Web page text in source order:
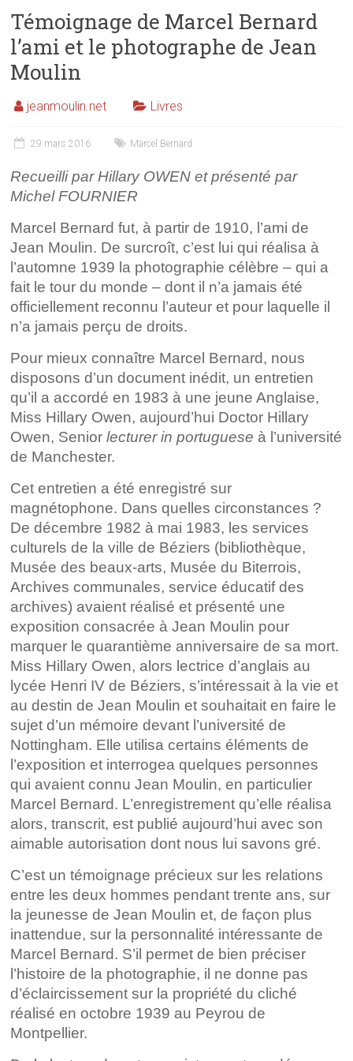
Témoignage de Marcel Bernard
l’ami et le photographe de Jean
Moulin
jeanmoulin.net Livres
29 mars 2016 Marcel Bernard
Recueilli par Hillary OWEN et présenté par
Michel FOURNIER
Marcel Bernard fut, à partir de 1910, l’ami de
Jean Moulin. De surcroît, c’est lui qui réalisa à
l’automne 1939 la photographie célèbre – qui a
fait le tour du monde – dont il n’a jamais été
officiellement reconnu l’auteur et pour laquelle il
n’a jamais perçu de droits.
Pour mieux connaître Marcel Bernard, nous
disposons d’un document inédit, un entretien
qu’il a accordé en 1983 à une jeune Anglaise,
Miss Hillary Owen, aujourd’hui Doctor Hillary
Owen, Seniorlecturer in portuguese à l’université
de Manchester.
Cet entretien a été enregistré sur
magnétophone. Dans quelles circonstances ?
De décembre 1982 à mai 1983, les services
culturels de la ville de Béziers (bibliothèque,
Musée des beaux-arts, Musée du Biterrois,
Archives communales, service éducatif des
archives) avaient réalisé et présenté une
exposition consacrée à Jean Moulin pour
marquer le quarantième anniversaire de sa mort.
Miss Hillary Owen, alors lectrice d’anglais au
lycée Henri IV de Béziers, s’intéressait à la vie et
au destin de Jean Moulin et souhaitait en faire le
sujet d’un mémoire devant l’université de
Nottingham. Elle utilisa certains éléments de
l’exposition et interrogea quelques personnes
qui avaient connu Jean Moulin, en particulier
Marcel Bernard. L’enregistrement qu’elle réalisa
alors, transcrit, est publié aujourd’hui avec son
aimable autorisation dont nous lui savons gré.
C’est un témoignage précieux sur les relations
entre les deux hommes pendant trente ans, sur
la jeunesse de Jean Moulin et, de façon plus
inattendue, sur la personnalité intéressante de
Marcel Bernard. S’il permet de bien préciser
l’histoire de la photographie, il ne donne pas
d’éclaircissement sur la propriété du cliché
réalisé en octobre 1939 au Peyrou de
Montpellier.